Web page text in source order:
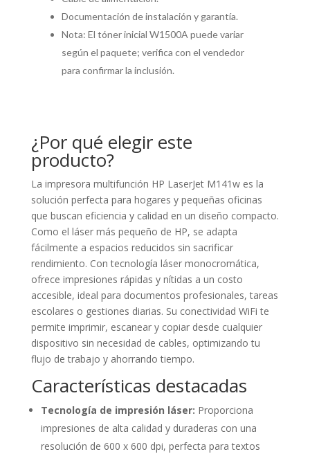
Documentación de instalación y garantía.
Nota: El tóner inicial W1500A puede variar
según el paquete; verifica con el vendedor
para confirmar la inclusión.
¿Por qué elegir este
producto?
La impresora multifunción HP LaserJet M141w es la
solución perfecta para hogares y pequeñas oficinas
que buscan eficiencia y calidad en un diseño compacto.
Como el láser más pequeño de HP, se adapta
fácilmente a espacios reducidos sin sacrificar
rendimiento. Con tecnología láser monocromática,
ofrece impresiones rápidas y nítidas a un costo
accesible, ideal para documentos profesionales, tareas
escolares o gestiones diarias. Su conectividad WiFi te
permite imprimir, escanear y copiar desde cualquier
dispositivo sin necesidad de cables, optimizando tu
flujo de trabajo y ahorrando tiempo.
Características destacadas
Tecnología de impresión láser: Proporciona
impresiones de alta calidad y duraderas con una
resolución de 600 x 600 dpi, perfecta para textos